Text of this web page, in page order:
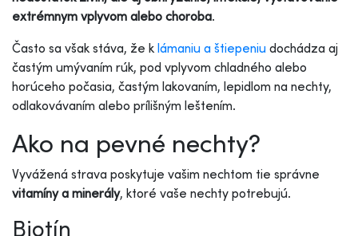
extrémnym vplyvom alebo choroba.
Často sa však stáva, že k lámaniu a štiepeniu dochádza aj
častým umývaním rúk, pod vplyvom chladného alebo
horúceho počasia, častým lakovaním, lepidlom na nechty,
odlakovávaním alebo prílišným leštením.
Ako na pevné nechty?
Vyvážená strava poskytuje vašim nechtom tie správne
vitamíny a minerály, ktoré vaše nechty potrebujú.
Biotín